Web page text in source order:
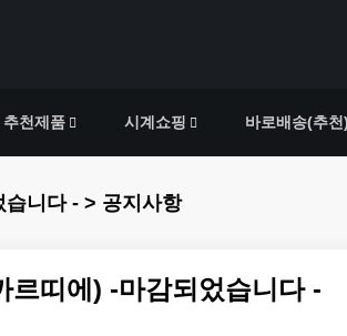
추천제품 시계쇼핑 바로배송(추천
니다 - > 공지사항
르띠에) -마감되었습니다 -